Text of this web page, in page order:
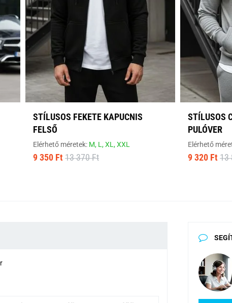
STÍLUSOS FEKETE KAPUCNIS
FELSŐ
Elérhető méretek: M, L,XL,XXL
9 350 Ft 13 370 Ft
STÍLUSOS
PULÓVER
Elérhető
9 320 Ft 13